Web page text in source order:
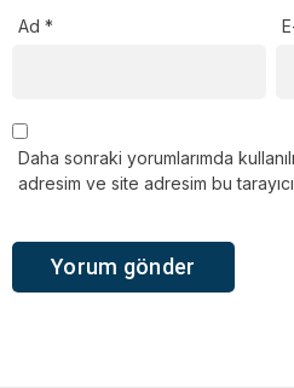
Ad *
Daha sonraki yorumlarımda
adresim ve site adresim bu